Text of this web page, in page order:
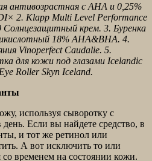
антивозрастная с AHA и 0,25%
2. Klapp Multi Level Performance
Солнцезащитный крем. 3. Буренка
18% AHA&BHA. 4.
Vinoperfect Caudalie. 5.
для кожи под глазами Icelandic
Roller Skyn Iceland.
используя сыворотку с
Если вы найдете средство, в
и тот же ретинол или
А вот исключить то или
со временем на состоянии кожи.